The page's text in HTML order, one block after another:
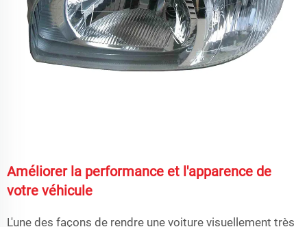
Améliorer la performance et l'apparence de
votre véhicule
L'une des façons de rendre une voiture visuellement très